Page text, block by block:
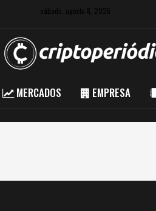
sábado, agosto 8, 2026
MERCADOS EMPRESA